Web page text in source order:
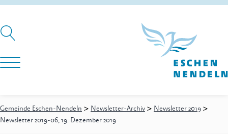
Gemeinde Eschen-Nendeln > Newsletter-Archiv > Newsletter 2019 >
Newsletter 2019-06, 19. Dezember 2019